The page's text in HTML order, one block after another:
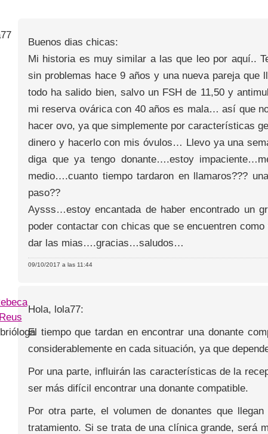
Buenos dias chicas:
Mi historia es muy similar a las que leo por aquí..
sin problemas hace 9 años y una nueva pareja que
todo ha salido bien, salvo un FSH de 11,50 y
mi reserva ovárica con 40 años es mala… así que
hacer ovo, ya que simplemente por características
dinero y hacerlo con mis óvulos… Llevo ya una
diga que ya tengo donante….estoy
medio….cuanto tiempo tardaron en llamaros???
paso??
Aysss…estoy encantada de haber encontrado un
poder contactar con chicas que se encuentren
dar las mias….gracias…saludos…
09/10/2017 a las 11:44
Reus
Hola, lola77:
El tiempo que tardan en encontrar una donante
considerablemente en cada situación, ya que
Por una parte, influirán las características de la
ser más difícil encontrar una donante compatible.
Por otra parte, el volumen de donantes que
tratamiento. Si se trata de una clínica grande, será